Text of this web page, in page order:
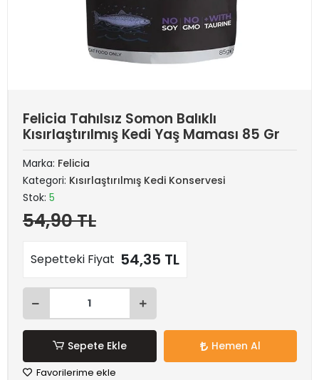
Felicia Tahılsız Somon Balıklı
Kısırlaştırılmış Kedi Yaş Maması 85 Gr
Marka: Felicia
Kategori: Kısırlaştırılmış Kedi Konservesi
Stok: 5
54,90 TL
Sepetteki Fiyat 54,35 TL
Sepete Ekle Hemen Al
Favorilerime ekle